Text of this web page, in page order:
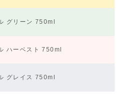
グリーン 750ml
ハーベスト 750ml
グレイス 750ml